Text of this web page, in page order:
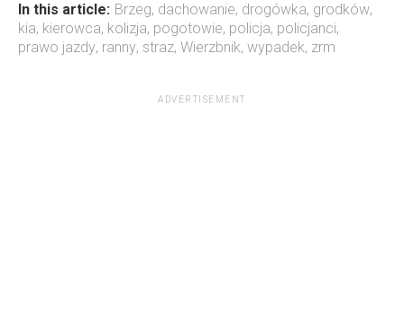
In this article: Brzeg, dachowanie, drogówka, grodków,
kia, kierowca, kolizja, pogotowie, policja, policjanci,
prawo jazdy, ranny, straz, Wierzbnik, wypadek, zrm
ADVERTISEMENT